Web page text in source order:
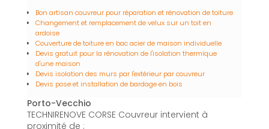
Bon artisan couvreur pour réparation et rénovation de toiture
Changement et remplacement de velux sur un toit en
ardoise
Couverture de toiture en bac acier de maison individuelle
Devis gratuit pour la rénovation de l'isolation thermique
d'une maison
Devis isolation des murs par l'extérieur par couvreur
Devis pose et installation de bardage en bois
Porto-Vecchio
TECHNIRENOVE CORSE Couvreur intervient à
proximité de :